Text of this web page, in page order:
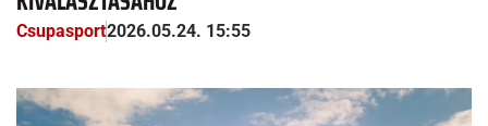
Csupasport2026.05.24. 15:55